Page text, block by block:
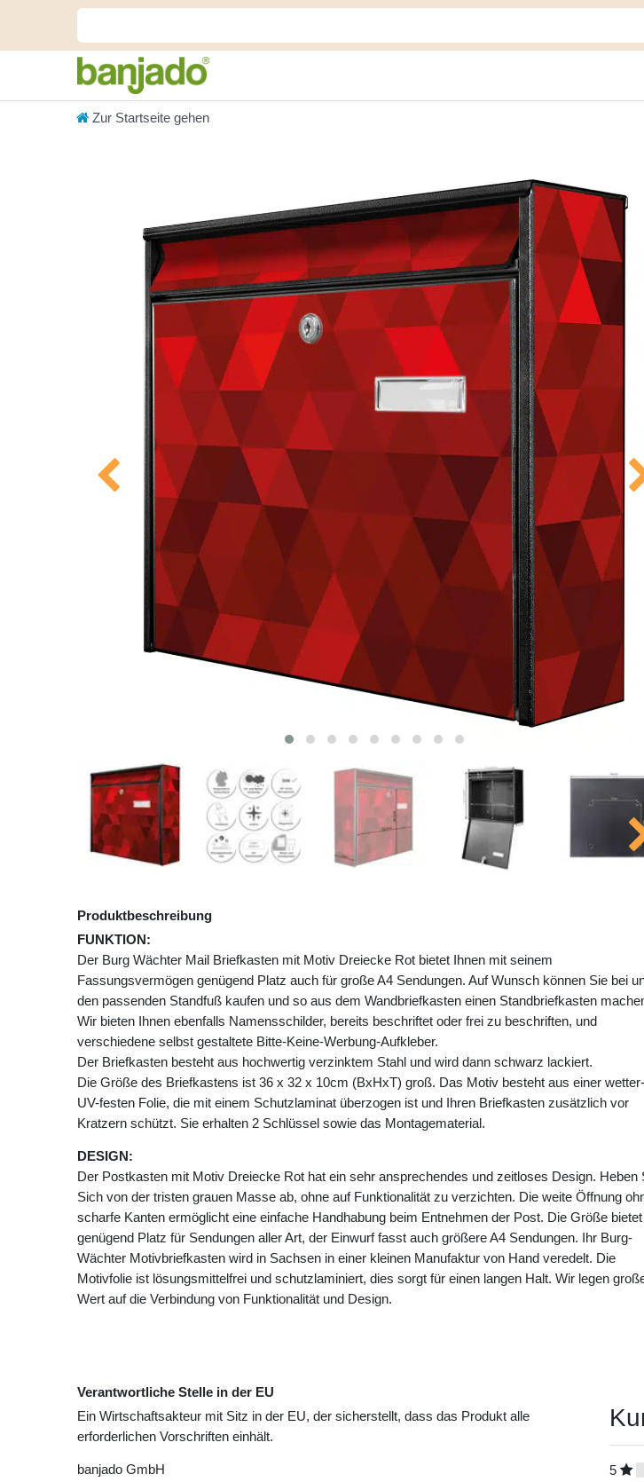
Zur Startseite gehen
Produktbeschreibung
FUNKTION:
Der Burg Wächter Mail Briefkasten mit Motiv Dreiecke Rot bietet Ihnen mit seinem
Fassungsvermögen genügend Platz auch für große A4 Sendungen. Auf Wunsch können Sie bei
den passenden Standfuß kaufen und so aus dem Wandbriefkasten einen Standbriefkasten
Wir bieten Ihnen ebenfalls Namensschilder, bereits beschriftet oder frei zu beschriften, und
verschiedene selbst gestaltete Bitte-Keine-Werbung-Aufkleber.
Der Briefkasten besteht aus hochwertig verzinktem Stahl und wird dann schwarz lackiert.
Die Größe des Briefkastens ist 36 x 32 x 10cm (BxHxT) groß. Das Motiv besteht aus einer
UV-festen Folie, die mit einem Schutzlaminat überzogen ist und Ihren Briefkasten zusätzlich vor
Kratzern schützt. Sie erhalten 2 Schlüssel sowie das Montagematerial.
DESIGN:
Der Postkasten mit Motiv Dreiecke Rot hat ein sehr ansprechendes und zeitloses Design. Heben
Sich von der tristen grauen Masse ab, ohne auf Funktionalität zu verzichten. Die weite Öffnung
scharfe Kanten ermöglicht eine einfache Handhabung beim Entnehmen der Post. Die Größe bietet
genügend Platz für Sendungen aller Art, der Einwurf fasst auch größere A4 Sendungen. Ihr Burg-
Wächter Motivbriefkasten wird in Sachsen in einer kleinen Manufaktur von Hand veredelt. Die
Motivfolie ist lösungsmittelfrei und schutzlaminiert, dies sorgt für einen langen Halt. Wir legen
Wert auf die Verbindung von Funktionalität und Design.
Verantwortliche Stelle in der EU
Ein Wirtschaftsakteur mit Sitz in der EU, der sicherstellt, dass das Produkt alle
erforderlichen Vorschriften einhält.
banjado GmbH 5